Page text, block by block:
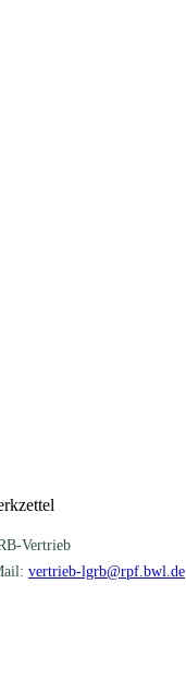
Vertrieb
vertrieb-lgrb@rpf.bwl.de